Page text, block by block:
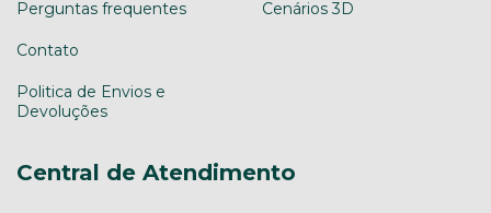
Perguntas frequentes
Contato
Politica de Envios e
Devoluções
Cenários 3D
Central de Atendimento